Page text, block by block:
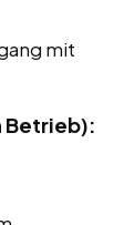
mit
Betrieb):